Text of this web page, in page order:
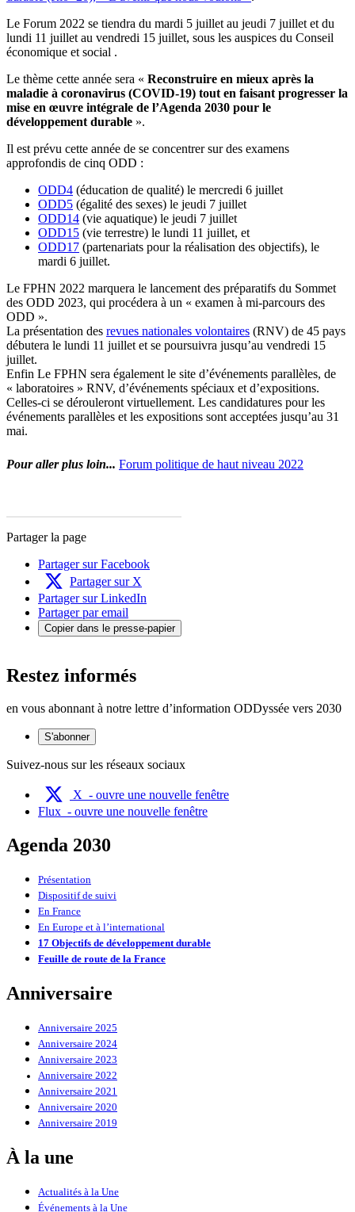
Le Forum 2022 se tiendra du mardi 5 juillet au jeudi 7 juillet et du
lundi 11 juillet au vendredi 15 juillet, sous les auspices du Conseil
économique et social .
Le thème cette année sera « Reconstruire en mieux après la
maladie à coronavirus (COVID-19) tout en faisant progresser la
mise en œuvre intégrale de l’Agenda 2030 pour le
développement durable ».
Il est prévu cette année de se concentrer sur des examens
approfondis de cinq ODD :
ODD4 (éducation de qualité) le mercredi 6 juillet
ODD5 (égalité des sexes) le jeudi 7 juillet
ODD14 (vie aquatique) le jeudi 7 juillet
ODD15 (vie terrestre) le lundi 11 juillet, et
ODD17 (partenariats pour la réalisation des objectifs), le
mardi 6 juillet.
Le FPHN 2022 marquera le lancement des préparatifs du Sommet
des ODD 2023, qui procédera à un « examen à mi-parcours des
ODD ».
La présentation des revues nationales volontaires (RNV) de 45 pays
débutera le lundi 11 juillet et se poursuivra jusqu’au vendredi 15
juillet.
Enfin Le FPHN sera également le site d’événements parallèles, de
« laboratoires » RNV, d’événements spéciaux et d’expositions.
Celles-ci se dérouleront virtuellement. Les candidatures pour les
événements parallèles et les expositions sont acceptées jusqu’au 31
mai.
Pour aller plus loin... Forum politique de haut niveau 2022
Partager la page
Partager sur Facebook
Partager sur X
Partager sur LinkedIn
Partager par email
Copier dans le presse-papier
Restez informés
en vous abonnant à notre lettre d’information ODDyssée vers 2030
S'abonner
Suivez-nous sur les réseaux sociaux
X - ouvre une nouvelle fenêtre
Flux - ouvre une nouvelle fenêtre
Agenda 2030
Présentation
Dispositif de suivi
En France
En Europe et à l’international
17 Objectifs de développement durable
Feuille de route de la France
Anniversaire
Anniversaire 2025
Anniversaire 2024
Anniversaire 2023
Anniversaire 2022
Anniversaire 2021
Anniversaire 2020
Anniversaire 2019
À la une
Actualités à la Une
Événements à la Une